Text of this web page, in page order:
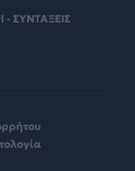
- ΣΥΝΤΑΞΕΙΣ